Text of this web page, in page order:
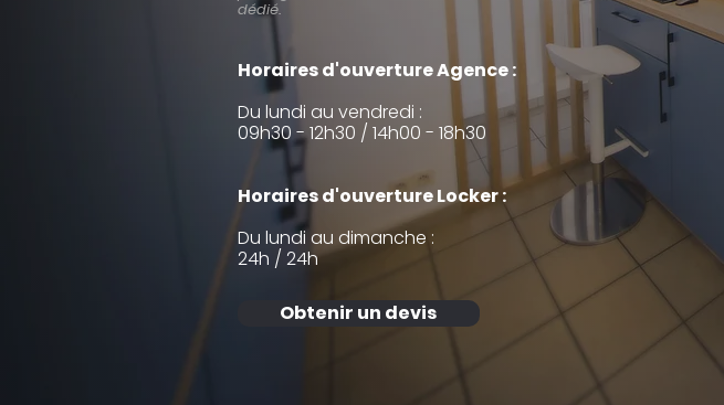
dédié.
Horaires d'ouverture Agence :
Du lundi au vendredi :
09h30 - 12h30 / 14h00 - 18h30
Horaires d'ouverture Locker :
Du lundi au dimanche :
24h / 24h
Obtenir un devis